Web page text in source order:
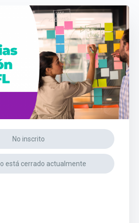
No inscrito
está cerrado actualmente